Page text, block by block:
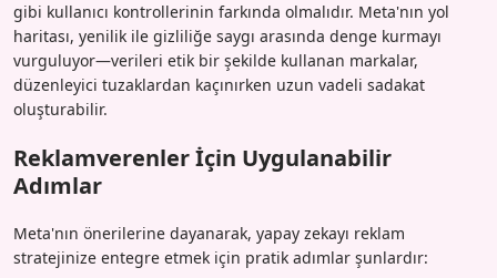
gibi kullanıcı kontrollerinin farkında olmalıdır. Meta'nın yol
haritası, yenilik ile gizliliğe saygı arasında denge kurmayı
vurguluyor—verileri etik bir şekilde kullanan markalar,
düzenleyici tuzaklardan kaçınırken uzun vadeli sadakat
oluşturabilir.
Reklamverenler İçin Uygulanabilir
Adımlar
Meta'nın önerilerine dayanarak, yapay zekayı reklam
stratejinize entegre etmek için pratik adımlar şunlardır: